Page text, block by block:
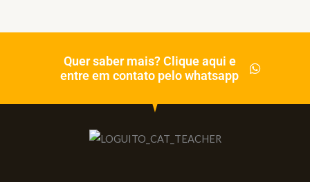
Quer saber mais? Clique aqui e
entre em contato pelo whatsapp